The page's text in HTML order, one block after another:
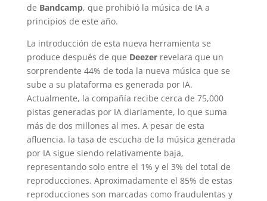
de Bandcamp, que prohibió la música de IA a
principios de este año.
La introducción de esta nueva herramienta se
produce después de que Deezerrevelara que un
sorprendente 44% de toda la nueva música que se
sube a su plataforma es generada por IA.
Actualmente, la compañía recibe cerca de 75,000
pistas generadas por IA diariamente, lo que suma
más de dos millones al mes. A pesar de esta
afluencia, la tasa de escucha de la música generada
por IA sigue siendo relativamente baja,
representando solo entre el 1% y el 3% del total de
reproducciones. Aproximadamente el 85% de estas
reproducciones son marcadas como fraudulentas y